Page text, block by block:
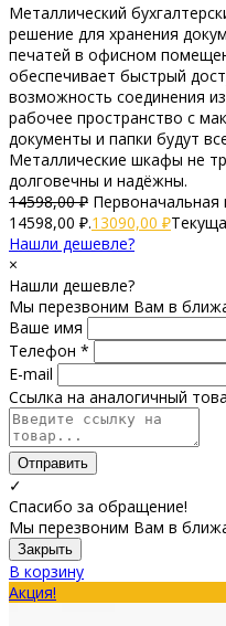
Металлический
решение для хранения
печатей в офисном
обеспечивает быстрый
возможность соединения
рабочее пространство с
документы и папки будут
Металлические шкафы не
долговечны и надёжны.
14598,00₽ Первоначальная
14598,00 ₽.13090,00 ₽
Нашли дешевле?
×
Нашли дешевле?
Мы перезвоним Вам в
Ваше имя
Телефон *
E-mail
Ссылка на аналогичный
Отправить
✓
Спасибо за обращение!
Мы перезвоним Вам в
Закрыть
В корзину
Акция!